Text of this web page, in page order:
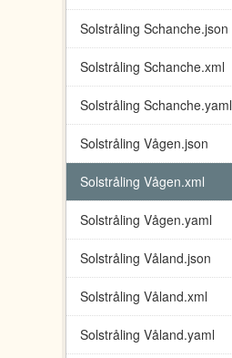
Solstråling Schanche.json
Solstråling Schanche.xml
Solstråling Schanche.yaml
Solstråling Vågen.json
Solstråling Vågen.xml
Solstråling Vågen.yaml
Solstråling Våland.json
Solstråling Våland.xml
Solstråling Våland.yaml